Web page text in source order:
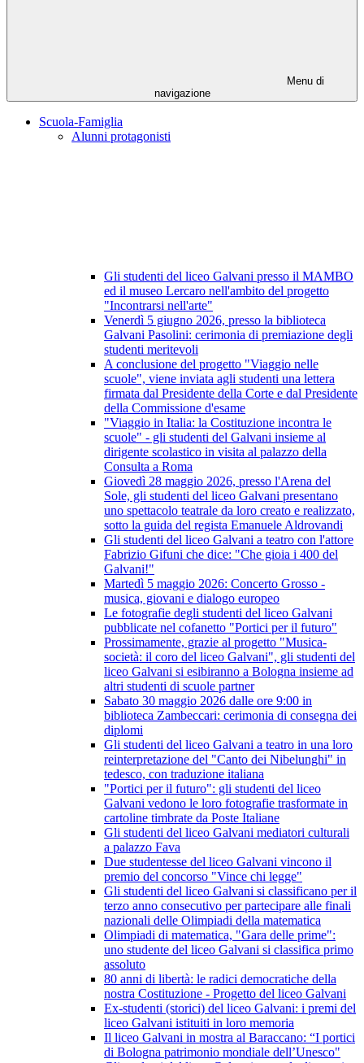
Menu di
navigazione
Scuola-Famiglia
Alunni protagonisti
Gli studenti del liceo Galvani presso il MAMBO
ed il museo Lercaro nell'ambito del progetto
"Incontrarsi nell'arte"
Venerdì 5 giugno 2026, presso la biblioteca
Galvani Pasolini: cerimonia di premiazione degli
studenti meritevoli
A conclusione del progetto "Viaggio nelle
scuole", viene inviata agli studenti una lettera
firmata dal Presidente della Corte e dal Presidente
della Commissione d'esame
"Viaggio in Italia: la Costituzione incontra le
scuole" - gli studenti del Galvani insieme al
dirigente scolastico in visita al palazzo della
Consulta a Roma
Giovedì 28 maggio 2026, presso l'Arena del
Sole, gli studenti del liceo Galvani presentano
uno spettacolo teatrale da loro creato e realizzato,
sotto la guida del regista Emanuele Aldrovandi
Gli studenti del liceo Galvani a teatro con l'attore
Fabrizio Gifuni che dice: "Che gioia i 400 del
Galvani!"
Martedì 5 maggio 2026: Concerto Grosso -
musica, giovani e dialogo europeo
Le fotografie degli studenti del liceo Galvani
pubblicate nel cofanetto "Portici per il futuro"
Prossimamente, grazie al progetto "Musica-
società: il coro del liceo Galvani", gli studenti del
liceo Galvani si esibiranno a Bologna insieme ad
altri studenti di scuole partner
Sabato 30 maggio 2026 dalle ore 9:00 in
biblioteca Zambeccari: cerimonia di consegna dei
diplomi
Gli studenti del liceo Galvani a teatro in una loro
reinterpretazione del "Canto dei Nibelunghi" in
tedesco, con traduzione italiana
"Portici per il futuro": gli studenti del liceo
Galvani vedono le loro fotografie trasformate in
cartoline timbrate da Poste Italiane
Gli studenti del liceo Galvani mediatori culturali
a palazzo Fava
Due studentesse del liceo Galvani vincono il
premio del concorso "Vince chi legge"
Gli studenti del liceo Galvani si classificano per il
terzo anno consecutivo per partecipare alle finali
nazionali delle Olimpiadi della matematica
Olimpiadi di matematica, "Gara delle prime":
uno studente del liceo Galvani si classifica primo
assoluto
80 anni di libertà: le radici democratiche della
nostra Costituzione - Progetto del liceo Galvani
Ex-studenti (storici) del liceo Galvani: i premi del
liceo Galvani istituiti in loro memoria
Il liceo Galvani in mostra al Baraccano: “I portici
di Bologna patrimonio mondiale dell’Unesco"